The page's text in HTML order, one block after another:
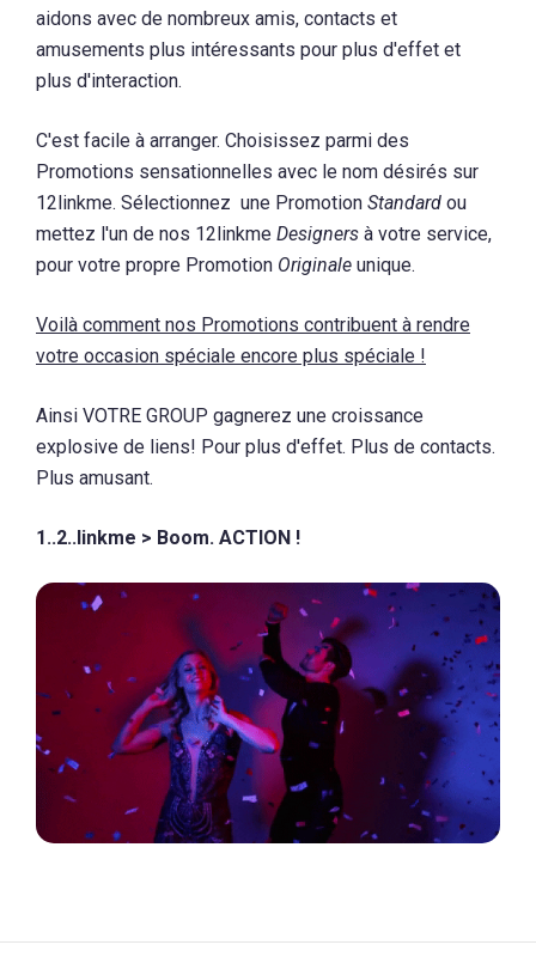
aidons avec de nombreux amis, contacts et
amusements plus intéressants pour plus d'effet et
plus d'interaction.
C'est facile à arranger. Choisissez parmi des
Promotions sensationnelles avec le nom désirés sur
12linkme. Sélectionnez une Promotion Standard ou
mettez l'un de nos 12linkme Designers à votre service,
pour votre propre Promotion Originale unique.
Voilà comment nos Promotions contribuent à rendre
votre occasion spéciale encore plus spéciale !
Ainsi VOTRE GROUP gagnerez une croissance
explosive de liens! Pour plus d'effet. Plus de contacts.
Plus amusant.
1..2..linkme > Boom. ACTION !